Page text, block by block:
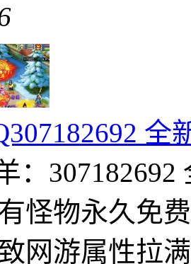
：
怪物永久免
网游属性拉